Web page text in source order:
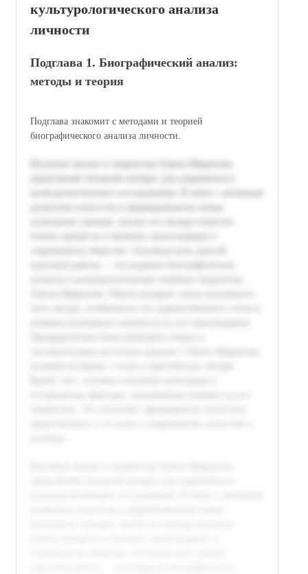
культурологического анализа
личности
Подглава 1. Биографический анализ:
методы и теория
Подглава знакомит с методами и теорией
биографического анализа личности.